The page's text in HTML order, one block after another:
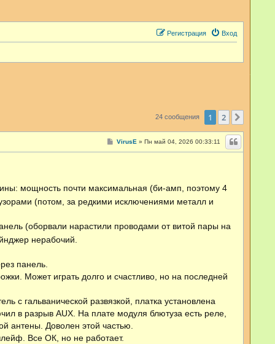
Вход
Регистрация
24 сообщения 1 2
С
и
е
VirusE » Пн май 04, 2026 00:33:11
мощность почти максимальная (би-амп, поэтому 4
(потом, за редкими исключениями металл и
(оборвали нарастили проводами от витой пары на
нерабочий.
панель.
Может играть долго и счастливо, но на последней
с гальванической развязкой, платка установлена
в разрыв AUX. На плате модуля блютуза есть реле,
антены. Доволен этой частью.
Все ОК, но не работает.